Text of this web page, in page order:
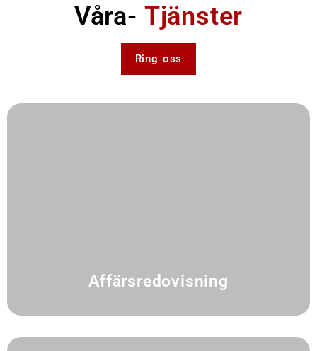
Våra- Tjänster
Ring oss
Affärsredovisning